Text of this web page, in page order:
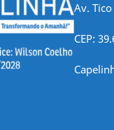
Av.
CEP: